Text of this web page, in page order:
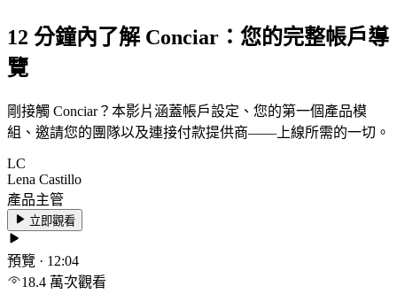
12 分鐘內了解 Conciar：您的完整帳戶導
覽
剛接觸 Conciar？本影片涵蓋帳戶設定、您的第一個產品模
組、邀請您的團隊以及連接付款提供商——上線所需的一切。
LC
Lena Castillo
產品主管
立即觀看
預覽 · 12:04
18.4 萬次觀看